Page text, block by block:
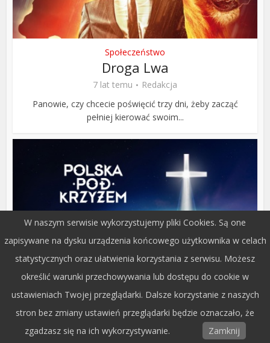
Społeczeństwo
Droga Lwa
7 lat temu
Redakcja
Panowie, czy chcecie poświęcić trzy dni, żeby zacząć
pełniej kierować swoim...
Społeczeństwo
Polska pod Krzyżem we Włocławku
7 lat temu
Redakcja
AKCJA MODLITEWNA POLSKA POD KRZYŻEM odbędzie
W naszym serwisie wykorzystujemy pliki Cookies. Są one
zapisywane na dysku urządzenia końcowego użytkownika w celach
statystycznych oraz ułatwienia korzystania z serwisu. Możesz
określić warunki przechowywania lub dostępu do cookie w
ustawieniach Twojej przeglądarki. Dalsze korzystanie z naszych
stron bez zmiany ustawień przeglądarki będzie oznaczało, że
zgadzasz się na ich wykorzystywanie.
Zamknij